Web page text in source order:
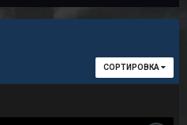
СОРТИРОВКА